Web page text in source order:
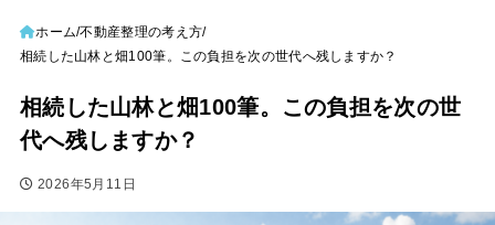
ホーム 不動産整理の考え方
相続した山林と畑100筆。この負担を次の世代へ残しますか？
相続した山林と畑100筆。この負担を次の世
代へ残しますか？
2026年5月11日